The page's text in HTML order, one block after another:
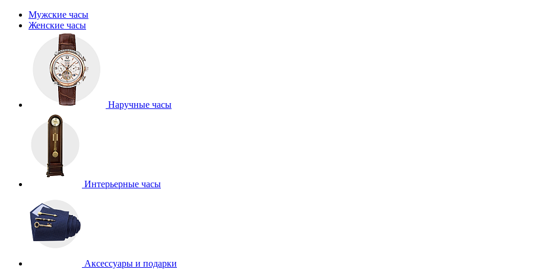
Мужские часы
Женские часы
Наручные часы
Интерьерные часы
Аксессуары и подарки